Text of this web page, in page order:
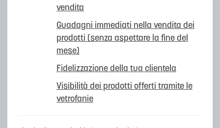
vendita
Guadagni immediati nella vendita dei
prodotti (senza aspettare la fine del
mese)
Fidelizzazione della tua clientela
Visibilità dei prodotti offerti tramite le
vetrofanie